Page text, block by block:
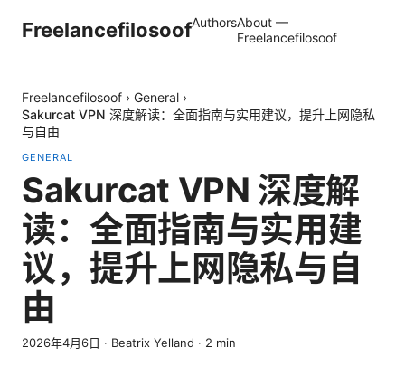
FreelancefilosoofAuthorsAbout —
Freelancefilosoof
Freelancefilosoof › General ›
Sakurcat VPN 深度解读：全面指南与实用建议，提升上网隐私
与自由
GENERAL
Sakurcat VPN 深度解
读：全面指南与实用建
议，提升上网隐私与自
由
2026年4月6日 · Beatrix Yelland · 2 min